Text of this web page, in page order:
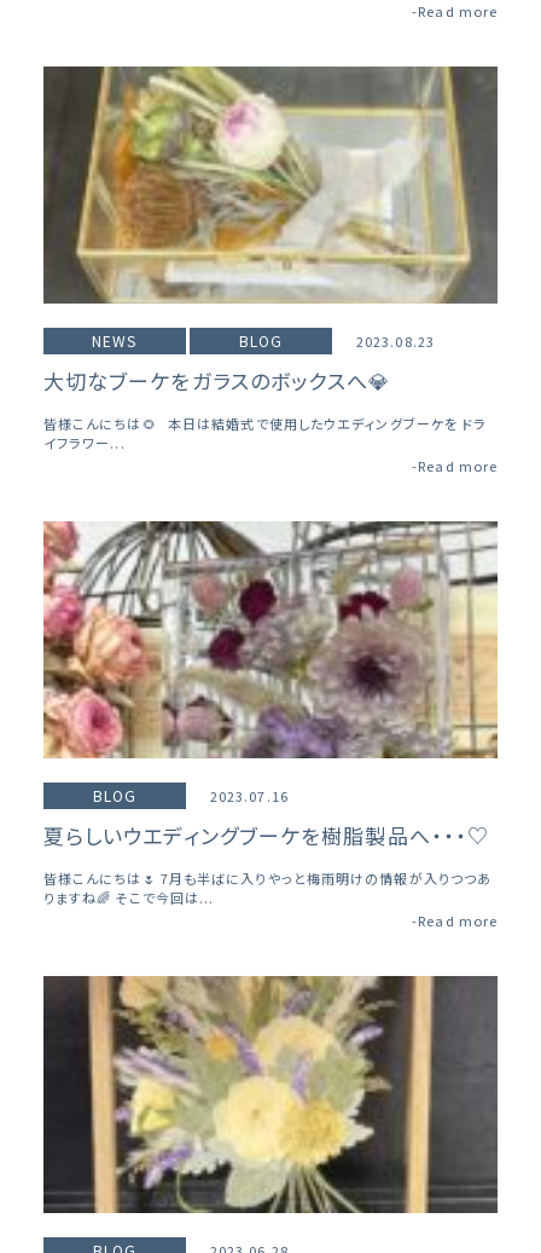
-Read more
NEWS BLOG 2023.08.23
大切なブーケをガラスのボックスへ💎
皆様こんにちは🌻 本日は結婚式で使用したウエディングブーケを ドラ
イフラワー...
-Read more
BLOG 2023.07.16
夏らしいウエディングブーケを樹脂製品へ・・・♡
皆様こんにちは🌷 7月も半ばに入りやっと梅雨明けの情報が入りつつあ
りますね🌈 そこで今回は...
-Read more